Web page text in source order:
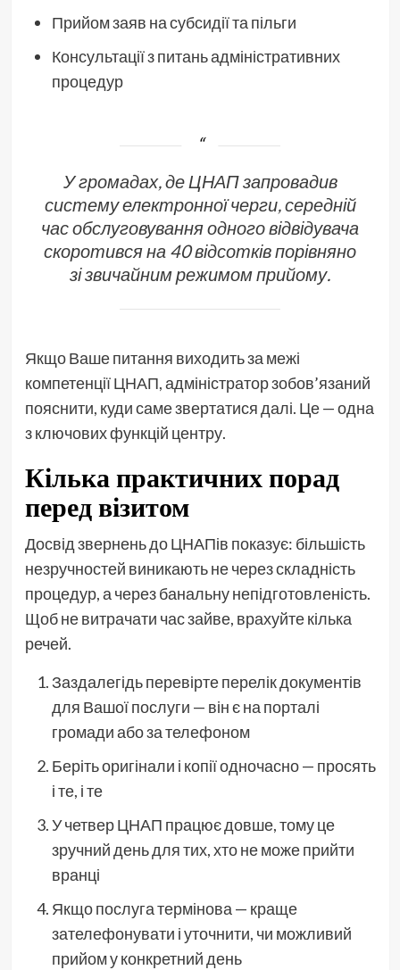
Прийом заяв на субсидії та пільги
Консультації з питань адміністративних
процедур
У громадах, де ЦНАП запровадив
систему електронної черги, середній
час обслуговування одного відвідувача
скоротився на 40 відсотків порівняно
зі звичайним режимом прийому.
Якщо Ваше питання виходить за межі
компетенції ЦНАП, адміністратор зобов’язаний
пояснити, куди саме звертатися далі. Це — одна
з ключових функцій центру.
Кілька практичних порад
перед візитом
Досвід звернень до ЦНАПів показує: більшість
незручностей виникають не через складність
процедур, а через банальну непідготовленість.
Щоб не витрачати час зайве, врахуйте кілька
речей.
Заздалегідь перевірте перелік документів
для Вашої послуги — він є на порталі
громади або за телефоном
Беріть оригінали і копії одночасно — просять
і те, і те
У четвер ЦНАП працює довше, тому це
зручний день для тих, хто не може прийти
вранці
Якщо послуга термінова — краще
зателефонувати і уточнити, чи можливий
прийом у конкретний день